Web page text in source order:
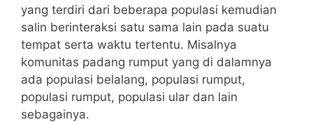
yang terdiri dari beberapa populasi kemudian
salin berinteraksi satu sama lain pada suatu
tempat serta waktu tertentu. Misalnya
komunitas padang rumput yang di dalamnya
ada populasi belalang, populasi rumput,
populasi rumput, populasi ular dan lain
sebagainya.